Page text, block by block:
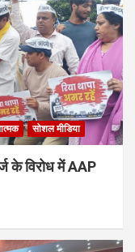
सोशल मीडिया
के विरोध में AAP